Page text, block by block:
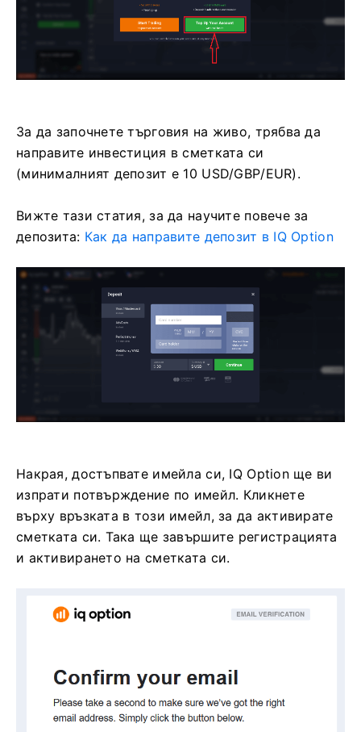
За да започнете търговия на живо, трябва да
направите инвестиция в сметката си
(минималният депозит е 10 USD/GBP/EUR).
Вижте тази статия, за да научите повече за
депозита: Как да направите депозит в IQ Option
Накрая, достъпвате имейла си, IQ Option ще ви
изпрати потвърждение по имейл. Кликнете
върху връзката в този имейл, за да активирате
сметката си. Така ще завършите регистрацията
и активирането на сметката си.